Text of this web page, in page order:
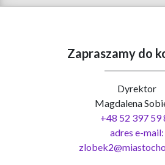
Zapraszamy do
Dyrektor
Magdalena
+48 52 397 59
adres e-mail: